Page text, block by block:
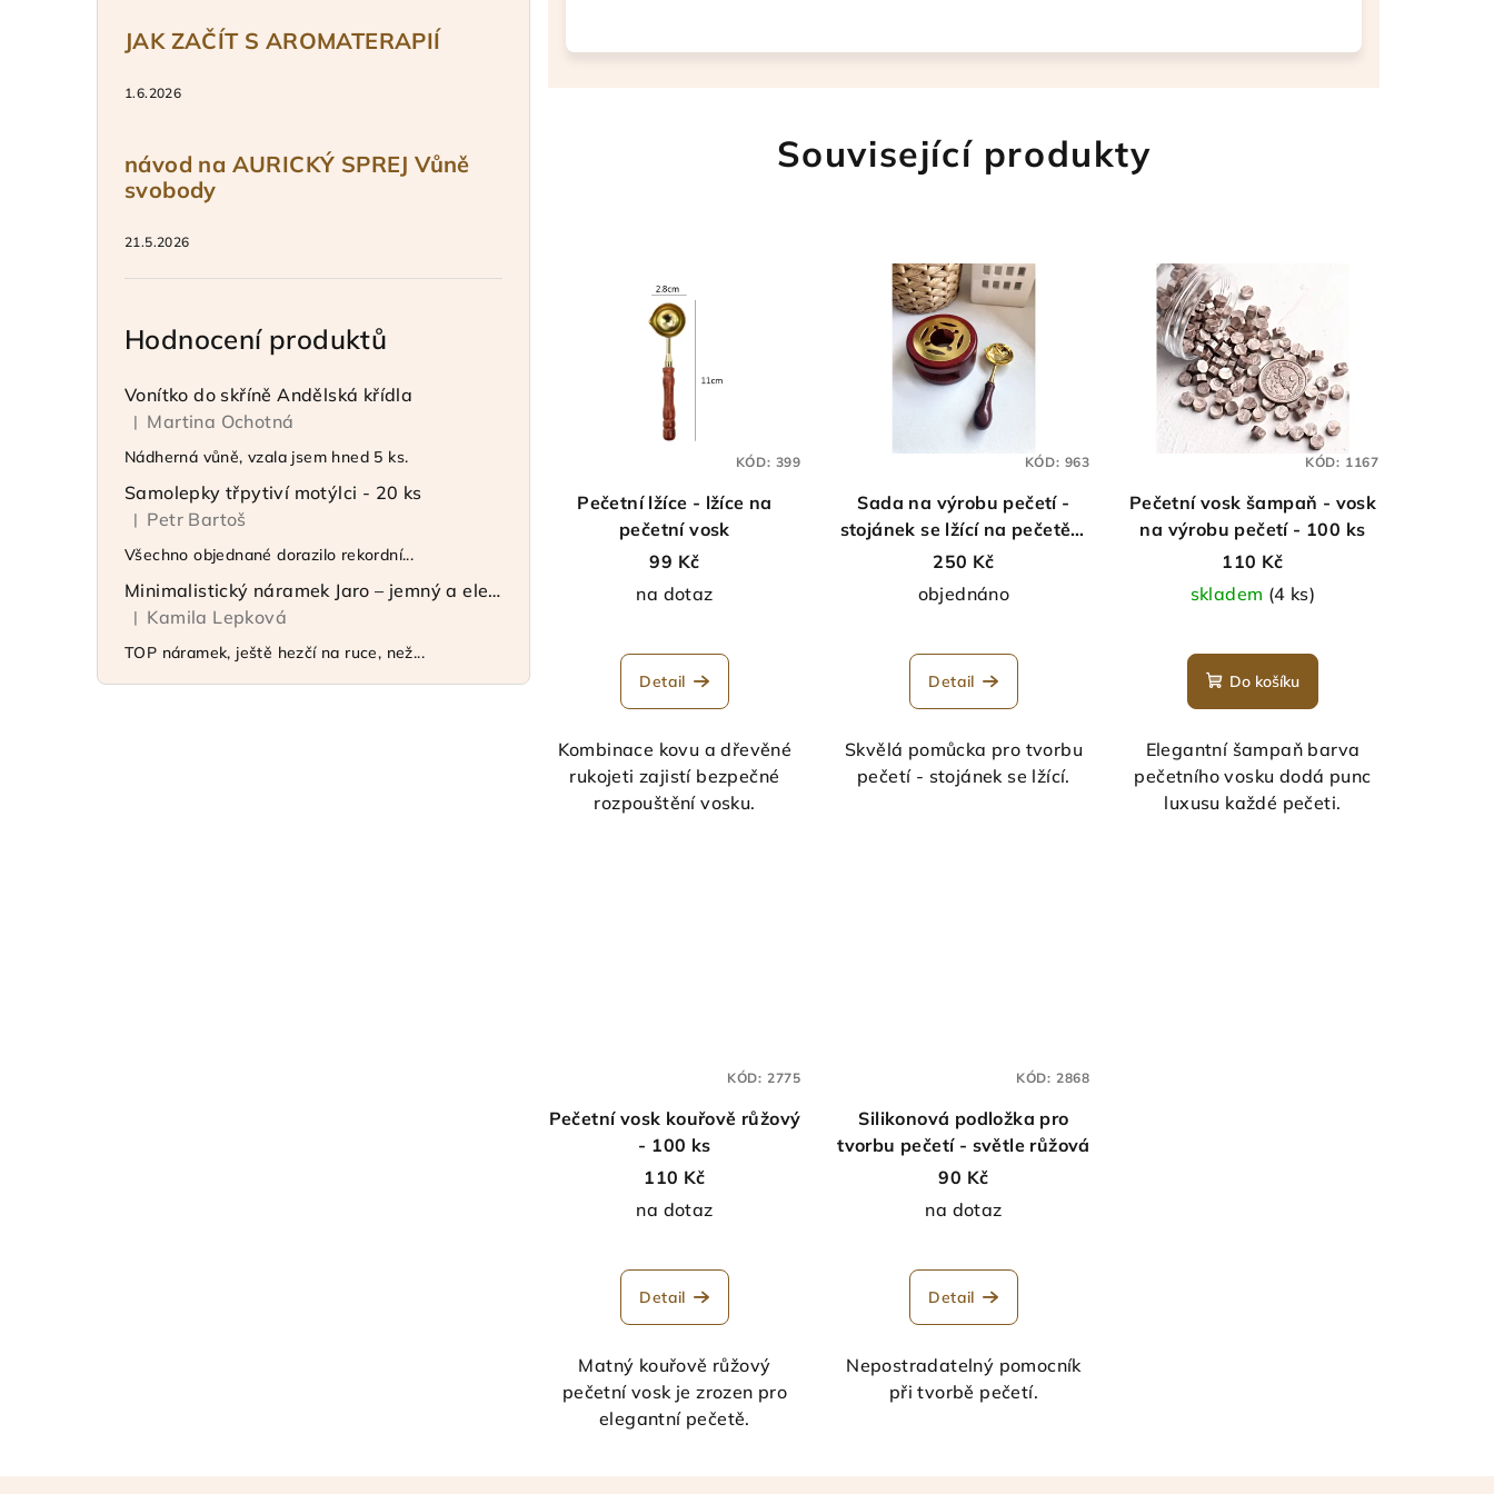
JAK ZAČÍT S AROMATERAPIÍ
1.6.2026
návod na AURICKÝ SPREJ Vůně
svobody
21.5.2026
Hodnocení produktů
Vonítko do skříně Andělská křídla
Hodnocení produktu je 5 z 5 hvězdiček.
| Martina Ochotná
Nádherná vůně, vzala jsem hned 5 ks.
Samolepky třpytiví motýlci - 20 ks
Hodnocení produktu je 5 z 5 hvězdiček.
| Petr Bartoš
Všechno objednané dorazilo rekordní...
Minimalistický náramek Jaro – jemný a elegantní
Hodnocení produktu je 5 z 5 hvězdiček.
| Kamila Lepková
TOP náramek, ještě hezčí na ruce, než...
Související produkty
Pečetní lžíce - lžíce na
pečetní vosk
99 Kč
na dotaz
Detail
Kombinace kovu a dřevěné
rukojeti zajistí bezpečné
rozpouštění vosku.
KÓD: 399
Sada na výrobu pečetí -
stojánek se lžící na pečetění
(hnědý)
250 Kč
objednáno
hodnocení
produktu
je
5,0
z
Detail
Skvělá pomůcka pro tvorbu
pečetí - stojánek se lžící.
KÓD: 963
Pečetní vosk šampaň - vosk
na výrobu pečetí - 100 ks
110 Kč
skladem (4 ks)
Do košíku
Elegantní šampaň barva
pečetního vosku dodá punc
luxusu každé pečeti.
KÓD: 1167
Pečetní vosk kouřově růžový
- 100 ks
110 Kč
na dotaz
Detail
Matný kouřově růžový
pečetní vosk je zrozen pro
elegantní pečetě.
KÓD: 2775
Silikonová podložka pro
tvorbu pečetí - světle růžová
90 Kč
na dotaz
Detail
Nepostradatelný pomocník
při tvorbě pečetí.
KÓD: 2868